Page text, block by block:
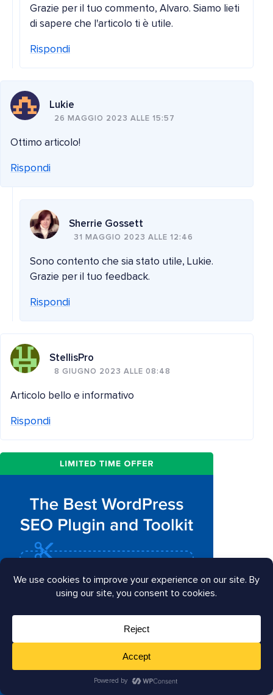
Grazie per il tuo commento, Alvaro. Siamo lieti
di sapere che l'articolo ti è utile.
Rispondi
Lukie
26 MAGGIO 2023 ALLE 15:57
Ottimo articolo!
Rispondi
Sherrie Gossett
31 MAGGIO 2023 ALLE 12:46
Sono contento che sia stato utile, Lukie.
Grazie per il tuo feedback.
Rispondi
StellisPro
8 GIUGNO 2023 ALLE 08:48
Articolo bello e informativo
Rispondi